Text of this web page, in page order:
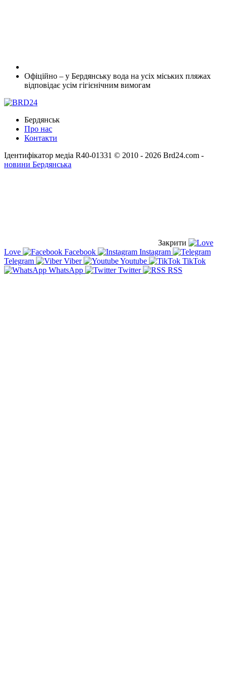
Офіційно – у Бердянську вода на усіх міських пляжах
відповідає усім гігієнічним вимогам
Бердянськ
Про нас
Контакти
Ідентифікатор медіа R40-01331 © 2010 - 2026 Brd24.com -
новини Бердянська
Закрити
Love
Facebook
Instagram
Telegram
Viber Youtube
TikTok
WhatsApp
Twitter RSS